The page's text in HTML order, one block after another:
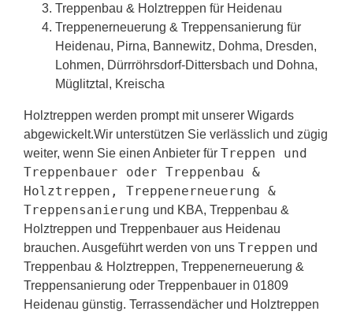
Treppenbau & Holztreppen für Heidenau
Treppenerneuerung & Treppensanierung für
Heidenau, Pirna, Bannewitz, Dohma, Dresden,
Lohmen, Dürrröhrsdorf-Dittersbach und Dohna,
Müglitztal, Kreischa
Holztreppen werden prompt mit unserer Wigards
abgewickelt.Wir unterstützen Sie verlässlich und zügig
weiter, wenn Sie einen Anbieter für Treppen und
Treppenbauer oder Treppenbau &
Holztreppen, Treppenerneuerung &
Treppensanierung und KBA, Treppenbau &
Holztreppen und Treppenbauer aus Heidenau
brauchen. Ausgeführt werden von uns Treppen und
Treppenbau & Holztreppen, Treppenerneuerung &
Treppensanierung oder Treppenbauer in 01809
Heidenau günstig. Terrassendächer und Holztreppen